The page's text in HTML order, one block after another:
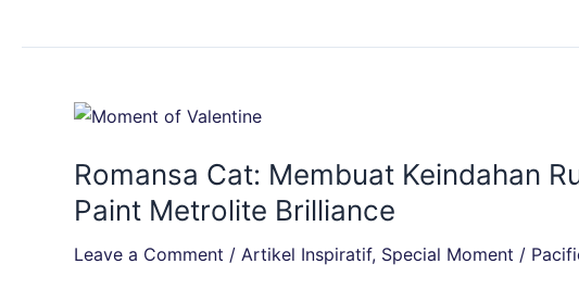
Romansa Cat: Membuat Keindahan
Paint Metrolite Brilliance
Leave a Comment / Artikel Inspiratif, Special Moment /
Romansa
Membuat
Keindahan
Rumah
yang